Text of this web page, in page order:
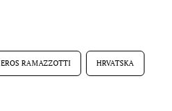
EROS RAMAZZOTTI HRVATSKA